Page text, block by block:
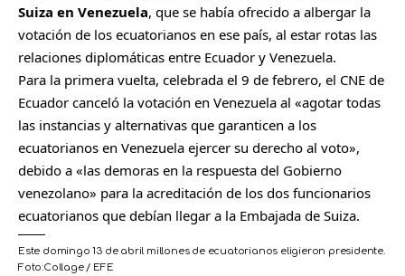
Suiza en Venezuela, que se había ofrecido a albergar la
votación de los ecuatorianos en ese país, al estar rotas las
relaciones diplomáticas entre Ecuador y Venezuela.
Para la primera vuelta, celebrada el 9 de febrero, el CNE de
Ecuador canceló la votación en Venezuela al «agotar todas
las instancias y alternativas que garanticen a los
ecuatorianos en Venezuela ejercer su derecho al voto»,
debido a «las demoras en la respuesta del Gobierno
venezolano» para la acreditación de los dos funcionarios
ecuatorianos que debían llegar a la Embajada de Suiza.
Este domingo 13 de abril millones de ecuatorianos eligieron presidente.
Foto:Collage / EFE